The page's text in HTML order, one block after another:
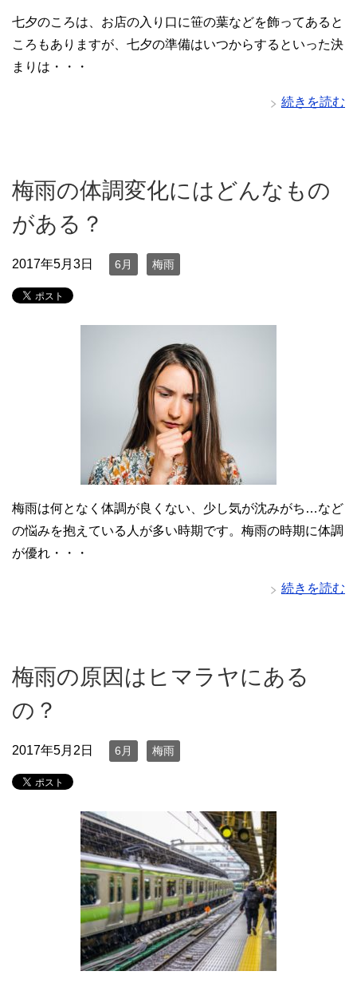
七夕のころは、お店の入り口に笹の葉などを飾ってあると
ころもありますが、七夕の準備はいつからするといった決
まりは・・・
続きを読む
梅雨の体調変化にはどんなもの
がある？
2017年5月3日 6月 梅雨
梅雨は何となく体調が良くない、少し気が沈みがち…など
の悩みを抱えている人が多い時期です。梅雨の時期に体調
が優れ・・・
続きを読む
梅雨の原因はヒマラヤにある
の？
2017年5月2日 6月 梅雨